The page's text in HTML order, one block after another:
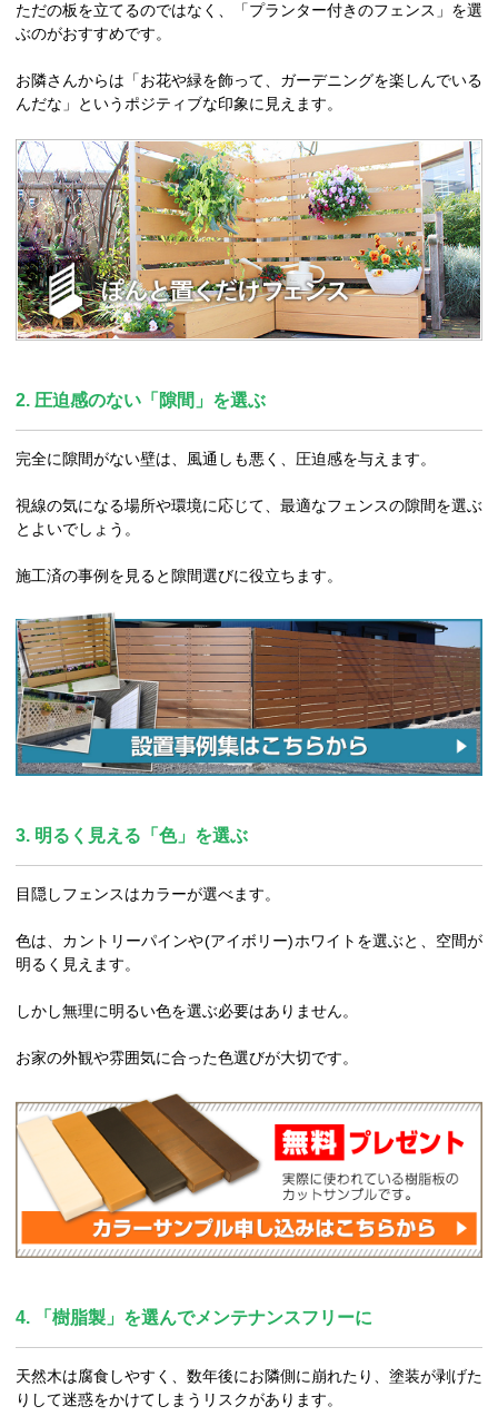
ただの板を立てるのではなく、「プランター付きのフェンス」を選
ぶのがおすすめです。
お隣さんからは「お花や緑を飾って、ガーデニングを楽しんでいる
んだな」というポジティブな印象に見えます。
2. 圧迫感のない「隙間」を選ぶ
完全に隙間がない壁は、風通しも悪く、圧迫感を与えます。
視線の気になる場所や環境に応じて、最適なフェンスの隙間を選ぶ
とよいでしょう。
施工済の事例を見ると隙間選びに役立ちます。
3. 明るく見える「色」を選ぶ
目隠しフェンスはカラーが選べます。
色は、カントリーパインや(アイボリー)ホワイトを選ぶと、空間が
明るく見えます。
しかし無理に明るい色を選ぶ必要はありません。
お家の外観や雰囲気に合った色選びが大切です。
4. 「樹脂製」を選んでメンテナンスフリーに
天然木は腐食しやすく、数年後にお隣側に崩れたり、塗装が剥げた
りして迷惑をかけてしまうリスクがあります。